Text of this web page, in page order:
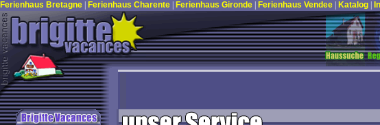
Ferienhaus Bretagne Ferienhaus Charente Ferienhaus Gironde Ferienhaus Vendee Katalog